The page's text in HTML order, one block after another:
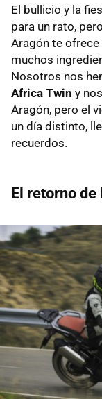
El bullicio y la
para un rato,
Aragón te
muchos
Nosotros nos
Africa Twin y
Aragón, pero el
un día distinto,
recuerdos.
El retorno de